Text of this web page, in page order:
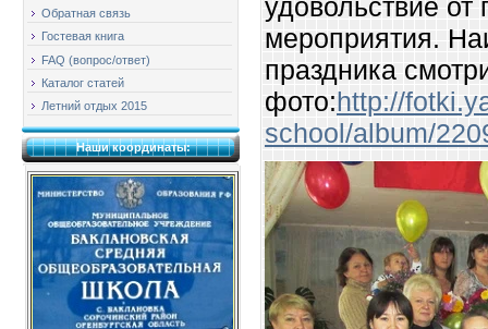
Обратная связь
Гостевая книга
FAQ (вопрос/ответ)
Каталог статей
Летний отдых 2015
Наши координаты:
удовольствие от
мероприятия.
праздника
фото:http://
school/album/